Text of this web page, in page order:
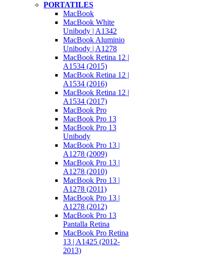
PORTATILES
MacBook
MacBook White
Unibody | A1342
MacBook Aluminio
Unibody | A1278
MacBook Retina 12 |
A1534 (2015)
MacBook Retina 12 |
A1534 (2016)
MacBook Retina 12 |
A1534 (2017)
MacBook Pro
MacBook Pro 13
MacBook Pro 13
Unibody
MacBook Pro 13 |
A1278 (2009)
MacBook Pro 13 |
A1278 (2010)
MacBook Pro 13 |
A1278 (2011)
MacBook Pro 13 |
A1278 (2012)
MacBook Pro 13
Pantalla Retina
MacBook Pro Retina
13 | A1425 (2012-
2013)